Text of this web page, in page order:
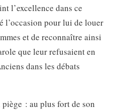
l’excellence dans ce
l’occasion pour lui de louer
et de reconnaître ainsi
que leur refusaient en
dans les débats
piège : au plus fort de son